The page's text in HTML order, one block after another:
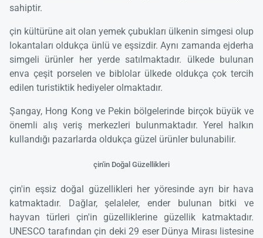
sahiptir.
çin kültürüne ait olan yemek çubukları ülkenin simgesi olup
lokantaları oldukça ünlü ve eşsizdir. Aynı zamanda ejderha
simgeli ürünler her yerde satılmaktadır. ülkede bulunan
enva çeşit porselen ve biblolar ülkede oldukça çok tercih
edilen turistiktik hediyeler olmaktadır.
Şangay, Hong Kong ve Pekin bölgelerinde birçok büyük ve
önemli alış veriş merkezleri bulunmaktadır. Yerel halkın
kullandığı pazarlarda oldukça güzel ürünler bulunabilir.
çin'in Doğal Güzellikleri
çin'in eşsiz doğal güzellikleri her yöresinde ayrı bir hava
katmaktadır. Dağlar, şelaleler, ender bulunan bitki ve
hayvan türleri çin'in güzelliklerine güzellik katmaktadır.
UNESCO tarafından çin deki 29 eser Dünya Mirası listesine